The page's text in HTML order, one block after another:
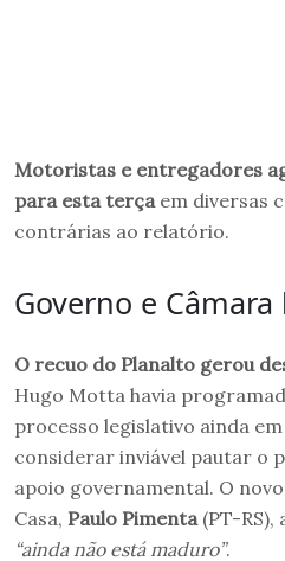
Motoristas e entregadores
para esta terçaem diversas
contrárias ao relatório.
Governo e
O recuo do Planalto gerou
Hugo Motta havia
processo legislativo ainda
considerar inviável pautar o
apoio governamental. O
Casa, Paulo Pimenta(PT-RS),
“ainda não está maduro”.